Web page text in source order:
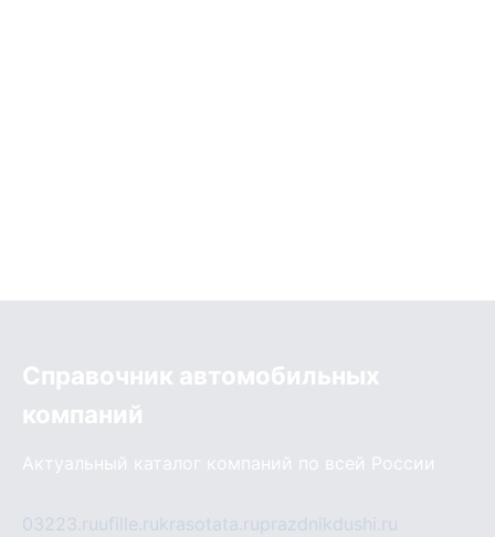
Справочник автомобильных
компаний
Актуальный каталог компаний по всей России
03223.ruufille.rukrasotata.ruprazdnikdushi.ru